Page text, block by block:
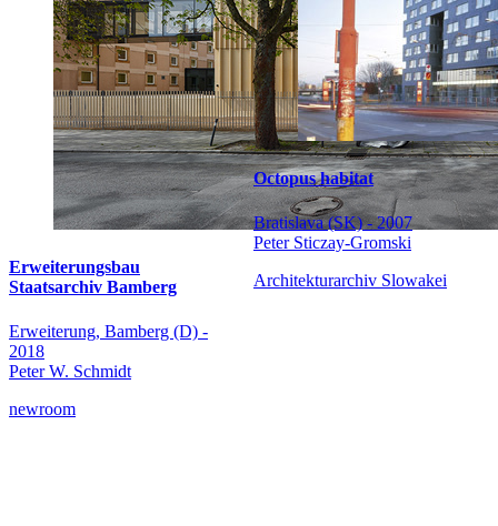
Erweiterungsbau
Staatsarchiv Bamberg
Erweiterung, Bamberg (D) -
2018
Peter W. Schmidt
newroom
Octopus habitat
Bratislava (SK) - 2007
Peter Sticzay-Gromski
Architekturarchiv Slowakei